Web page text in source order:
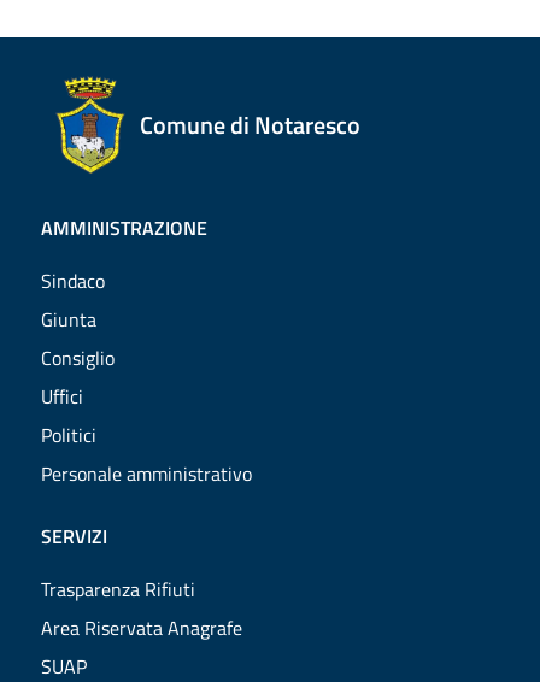
Comune di Notaresco
AMMINISTRAZIONE
Sindaco
Giunta
Consiglio
Uffici
Politici
Personale amministrativo
SERVIZI
Trasparenza Rifiuti
Area Riservata Anagrafe
SUAP